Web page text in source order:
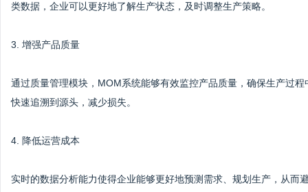
类数据，企业可以更好地了解生产状态，及时调整生产策略。
3. 增强产品质量
通过质量管理模块，MOM系统能够有效监控产品质量，确保生产过
快速追溯到源头，减少损失。
4. 降低运营成本
实时的数据分析能力使得企业能够更好地预测需求、规划生产，从